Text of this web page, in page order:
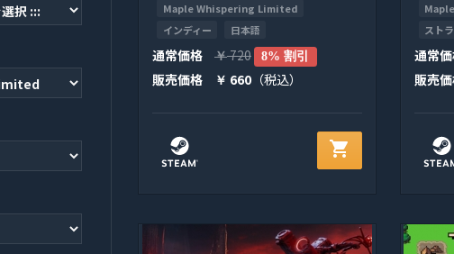
Maple Whispering Limited
インディー
日本語
通常価格 ￥720 8% 割引
販売価格 ￥ 660 （税込）
shopping_cart
スト
通常
販売